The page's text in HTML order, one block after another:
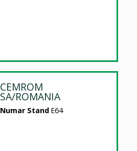
CEMROM
SA/ROMANIA
Numar Stand E64